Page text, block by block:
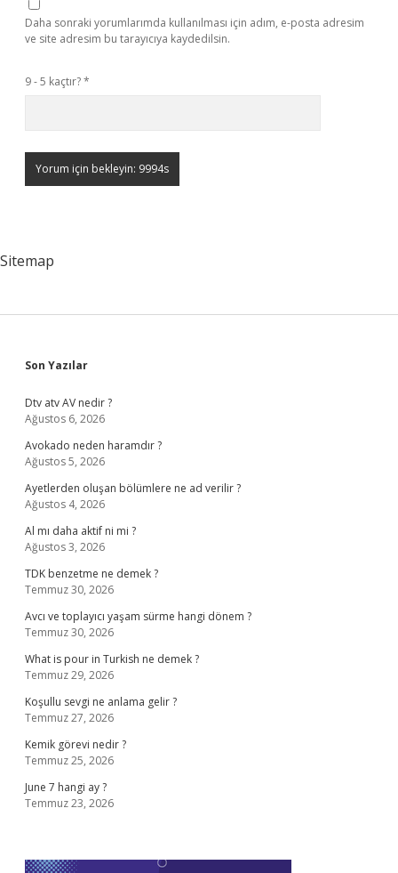
Daha sonraki yorumlarımda kullanılması için adım, e-posta adresim
ve site adresim bu tarayıcıya kaydedilsin.
9 - 5 kaçtır?*
Sitemap
Sidebar
Son Yazılar
Dtv atv AV nedir ?
Ağustos 6, 2026
Avokado neden haramdır ?
Ağustos 5, 2026
Ayetlerden oluşan bölümlere ne ad verilir ?
Ağustos 4, 2026
Al mı daha aktif ni mi ?
Ağustos 3, 2026
TDK benzetme ne demek ?
Temmuz 30, 2026
Avcı ve toplayıcı yaşam sürme hangi dönem ?
Temmuz 30, 2026
What is pour in Turkish ne demek ?
Temmuz 29, 2026
Koşullu sevgi ne anlama gelir ?
Temmuz 27, 2026
Kemik görevi nedir ?
Temmuz 25, 2026
June 7 hangi ay ?
Temmuz 23, 2026